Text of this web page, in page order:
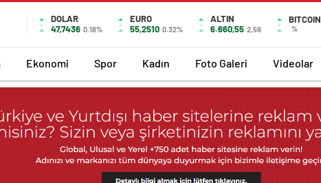
DOLAR
47,7436 0.18%
EURO
55,2510 0.32%
ALTIN
6.660,55 2,59
BITCOIN
%
Ekonomi Spor Kadın Foto Galeri Videolar